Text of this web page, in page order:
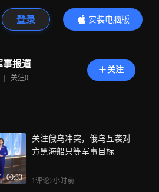
登录
安装电脑版
内容更精彩
事报道
| 关注0
关注
| 00:33
关注俄乌冲突，俄乌互袭对
方黑海船只等军事目标
1评论2小时前